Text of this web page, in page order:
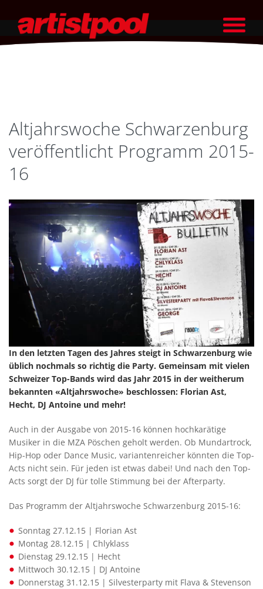
Altjahrswoche Schwarzenburg
veröffentlicht Programm 2015-
16
In den letzten Tagen des Jahres steigt in Schwarzenburg wie
üblich nochmals so richtig die Party. Gemeinsam mit vielen
Schweizer Top-Bands wird das Jahr 2015 in der weitherum
bekannten «Altjahrswoche» beschlossen: Florian Ast,
Hecht, DJ Antoine und mehr!
Auch in der Ausgabe von 2015-16 können hochkarätige
Musiker in die MZA Pöschen geholt werden. Ob Mundartrock,
Hip-Hop oder Dance Music, variantenreicher könnten die Top-
Acts nicht sein. Für jeden ist etwas dabei! Und nach den Top-
Acts sorgt der DJ für tolle Stimmung bei der Afterparty.
Das Programm der Altjahrswoche Schwarzenburg 2015-16:
Sonntag 27.12.15 | Florian Ast
Montag 28.12.15 | Chlyklass
Dienstag 29.12.15 | Hecht
Mittwoch 30.12.15 | DJ Antoine
Donnerstag 31.12.15 | Silvesterparty mit Flava & Stevenson